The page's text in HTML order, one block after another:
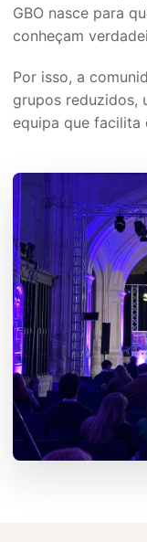
GBO nasce para
conheçam
Por isso, a
grupos reduzidos,
equipa que facilita